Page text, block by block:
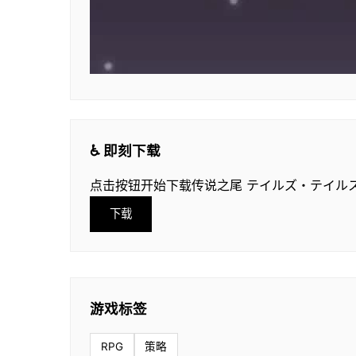
♿ 即刻下载
点击按钮开始下载传说之尾 テイルズ・テイル
下载
游戏标签
RPG 策略